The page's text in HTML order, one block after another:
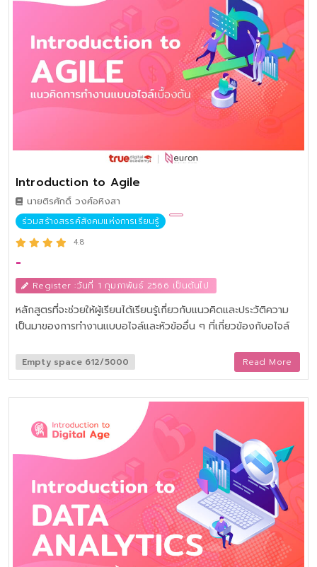
Introduction to Agile
นายติรศักดิ์ วงศ์อหิงสา
ร่วมสร้างสรรค์สังคมแห่งการเรียนรู้
4.8
-
Register :วันที่ 1 กุมภาพันธ์ 2566 เป็นต้นไป
หลักสูตรที่จะช่วยให้ผู้เรียนได้เรียนรู้เกี่ยวกับแนวคิดและประวัติความ
เป็นมาของการทำงานแบบอไจล์และหัวข้ออื่น ๆ ที่เกี่ยวข้องกับอไจล์
Empty space 612/5000 Read More